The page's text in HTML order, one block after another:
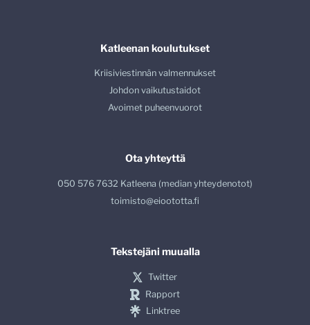
Katleenan koulutukset
Kriisiviestinnän valmennukset
Johdon vaikutustaidot
Avoimet puheenvuorot
Ota yhteyttä
050 576 7632 Katleena (median yhteydenotot)
toimisto@eioototta.fi
Tekstejäni muualla
Twitter
Rapport
Linktree